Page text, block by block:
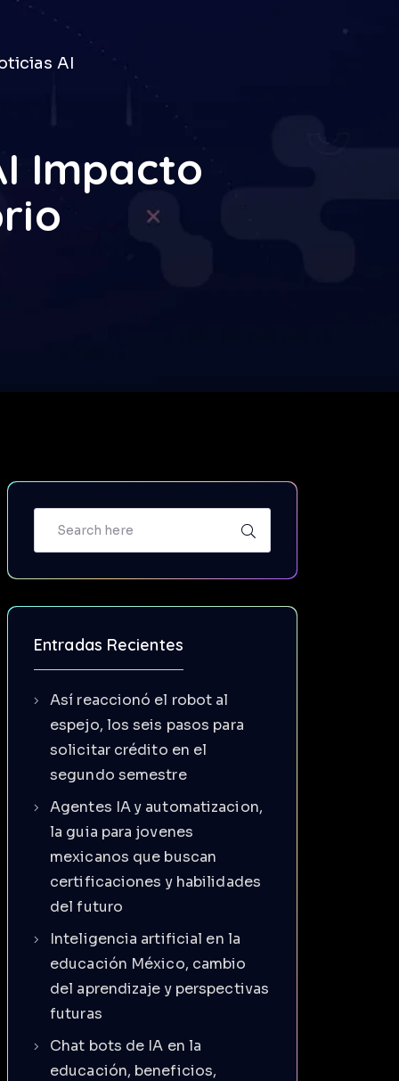
AI
Impacto
Entradas Recientes
Así reaccionó el robot al
espejo, los seis pasos para
solicitar crédito en el
segundo semestre
Agentes IA y automatizacion,
la guia para jovenes
mexicanos que buscan
certificaciones y habilidades
del futuro
Inteligencia artificial en la
educación México, cambio
del aprendizaje y perspectivas
futuras
Chat bots de IA en la
educación, beneficios,